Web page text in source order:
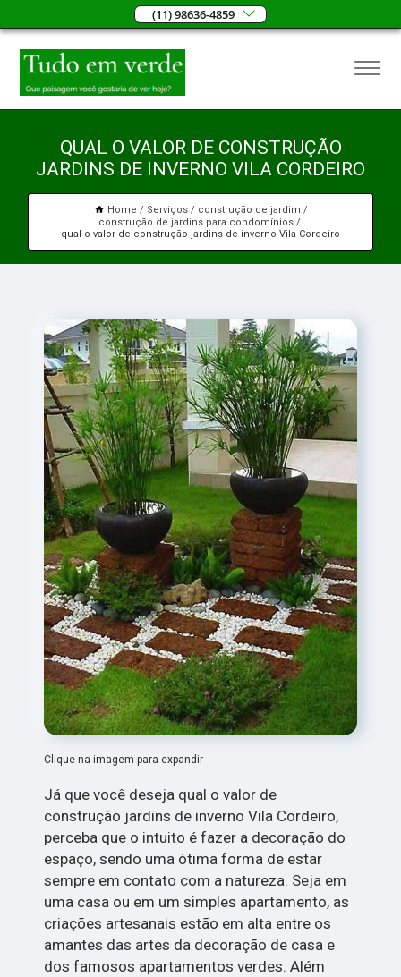
(11) 98636-4859
QUAL O VALOR DE CONSTRUÇÃO
JARDINS DE INVERNO VILA CORDEIRO
Home Serviços
construção de jardim
construção de jardins para condomínios
qual o valor de construção jardins de inverno Vila Cordeiro
Clique na imagem para expandir
Já que você deseja qual o valor de
construção jardins de inverno Vila Cordeiro,
perceba que o intuito é fazer a decoração do
espaço, sendo uma ótima forma de estar
sempre em contato com a natureza. Seja em
uma casa ou em um simples apartamento, as
criações artesanais estão em alta entre os
amantes das artes da decoração de casa e
dos famosos apartamentos verdes. Além